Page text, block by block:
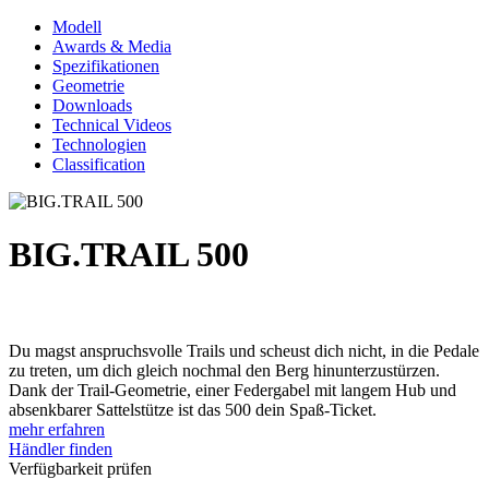
Modell
Awards & Media
Spezifikationen
Geometrie
Downloads
Technical Videos
Technologien
Classification
BIG.TRAIL 500
Du magst anspruchsvolle Trails und scheust dich nicht, in die Pedale
zu treten, um dich gleich nochmal den Berg hinunterzustürzen.
Dank der Trail-Geometrie, einer Federgabel mit langem Hub und
absenkbarer Sattelstütze ist das 500 dein Spaß-Ticket.
mehr erfahren
Händler finden
Verfügbarkeit prüfen